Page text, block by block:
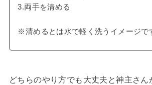
3.両手を清める
※清めるとは水で軽く洗うイメージで
どちらのやり方でも大丈夫と神主さん